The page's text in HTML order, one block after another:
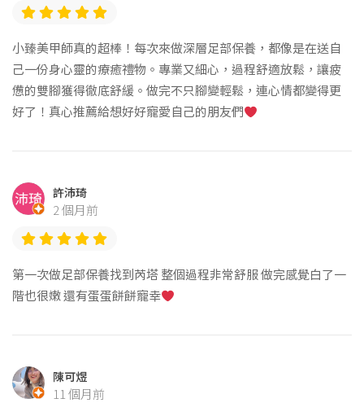
小臻美甲師真的超棒！每次來做深層足部保養，都像是在送自
己一份身心靈的療癒禮物。專業又細心，過程舒適放鬆，讓疲
憊的雙腳獲得徹底舒緩。做完不只腳變輕鬆，連心情都變得更
好了！真心推薦給想好好寵愛自己的朋友們
許沛琦
2 個月前
第一次做足部保養找到芮塔 整個過程非常舒服 做完感覺白了一
階也很嫩 還有蛋蛋餅餅寵幸
陳可煜
11 個月前